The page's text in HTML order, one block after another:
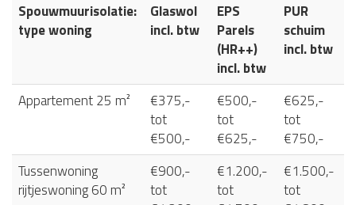
Spouwmuurisolatie:
type woning
Glaswol
incl. btw
EPS
Parels
(HR++)
incl. btw
PUR
schuim
incl. btw
Appartement 25 m²
€375,-
tot
€500,-
€500,-
tot
€625,-
€625,-
tot
€750,-
Tussenwoning
rijtjeswoning 60 m²
€900,-
tot
€1.200,-
tot
€1.500,-
tot